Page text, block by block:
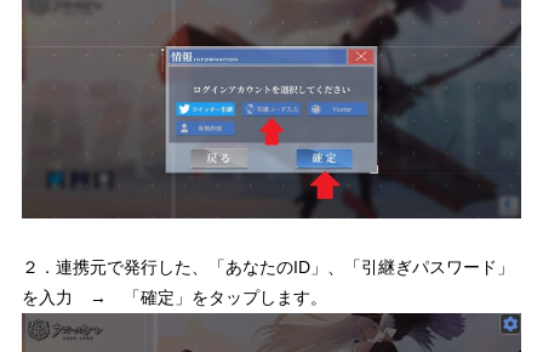
２．連携元で発行した、「あなたのID」、「引継ぎパスワード」
を入力 → 「確定」をタップします。